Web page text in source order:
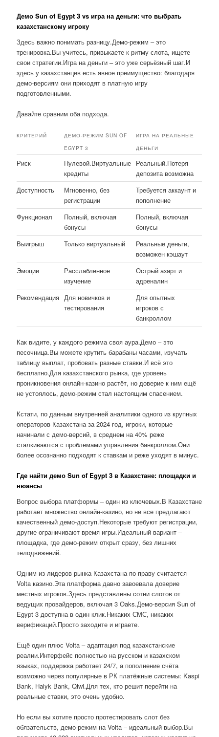
Демо Sun of Egypt 3 vs игра на деньги: что выбрать
казахстанскому игроку
Здесь важно понимать разницу.Демо-режим – это
тренировка.Вы учитесь, привыкаете к ритму слота, ищете
свои стратегии.Игра на деньги – это уже серьёзный шаг.И
здесь у казахстанцев есть явное преимущество: благодаря
демо-версиям они приходят в платную игру
подготовленными.
Давайте сравним оба подхода.
КРИТЕРИЙ
ДЕМО-РЕЖИМ SUN OF
EGYPT 3
ИГРА НА РЕАЛЬНЫЕ
ДЕНЬГИ
Риск
Нулевой.Виртуальные
кредиты
Реальный.Потеря
депозита возможна
Доступность
Мгновенно, без
регистрации
Требуется аккаунт и
пополнение
Функционал
Полный, включая
бонусы
Полный, включая
бонусы
Выигрыш
Только виртуальный
Реальные деньги,
возможен кэшаут
Эмоции
Расслабленное
изучение
Острый азарт и
адреналин
Рекомендация Для новичков и
тестирования
Для опытных
игроков с
банкроллом
Как видите, у каждого режима своя аура.Демо – это
песочница.Вы можете крутить барабаны часами, изучать
таблицу выплат, пробовать разные ставки.И всё это
бесплатно.Для казахстанского рынка, где уровень
проникновения онлайн-казино растёт, но доверие к ним ещё
не устоялось, демо-режим стал настоящим спасением.
Кстати, по данным внутренней аналитики одного из крупных
операторов Казахстана за 2024 год, игроки, которые
начинали с демо-версий, в среднем на 40% реже
сталкиваются с проблемами управления банкроллом.Они
более осознанно подходят к ставкам и реже уходят в минус.
Где найти демо Sun of Egypt 3 в Казахстане: площадки и
нюансы
Вопрос выбора платформы – один из ключевых.В Казахстане
работает множество онлайн-казино, но не все предлагают
качественный демо-доступ.Некоторые требуют регистрации,
другие ограничивают время игры.Идеальный вариант –
площадка, где демо-режим открыт сразу, без лишних
телодвижений.
Одним из лидеров рынка Казахстана по праву считается
Volta казино.Эта платформа давно завоевала доверие
местных игроков.Здесь представлены сотни слотов от
ведущих провайдеров, включая 3 Oaks.Демо-версия Sun of
Egypt 3 доступна в один клик.Никаких СМС, никаких
верификаций.Просто заходите и играете.
Ещё один плюс Volta – адаптация под казахстанские
реалии.Интерфейс полностью на русском и казахском
языках, поддержка работает 24/7, а пополнение счёта
возможно через популярные в РК платёжные системы: Kaspi
Bank, Halyk Bank, Qiwi.Для тех, кто решит перейти на
реальные ставки, это очень удобно.
Но если вы хотите просто протестировать слот без
обязательств, демо-режим на Volta – идеальный выбор.Вы